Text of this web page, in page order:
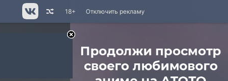
Отключить рекламу
18+